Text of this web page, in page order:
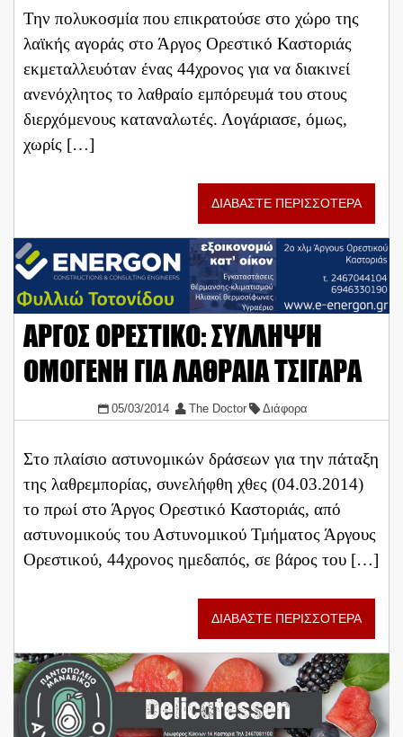
Την πολυκοσμία που επικρατούσε στο χώρο της
λαϊκής αγοράς στο Άργος Ορεστικό Καστοριάς
εκμεταλλευόταν ένας 44χρονος για να διακινεί
ανενόχλητος το λαθραίο εμπόρευμά του στους
διερχόμενους καταναλωτές. Λογάριασε, όμως,
χωρίς […]
ΔΙΑΒΑΣΤΕ ΠΕΡΙΣΣΟΤΕΡΑ
ΑΡΓΟΣ ΟΡΕΣΤΙΚΟ: ΣΥΛΛΗΨΗ
ΟΜΟΓΕΝΗ ΓΙΑ ΛΑΘΡΑΙΑ ΤΣΙΓΑΡΑ
05/03/2014 The Doctor Διάφορα
Στο πλαίσιο αστυνομικών δράσεων για την πάταξη
της λαθρεμπορίας, συνελήφθη χθες (04.03.2014)
το πρωί στο Άργος Ορεστικό Καστοριάς, από
αστυνομικούς του Αστυνομικού Τμήματος Άργους
Ορεστικού, 44χρονος ημεδαπός, σε βάρος του […]
ΔΙΑΒΑΣΤΕ ΠΕΡΙΣΣΟΤΕΡΑ